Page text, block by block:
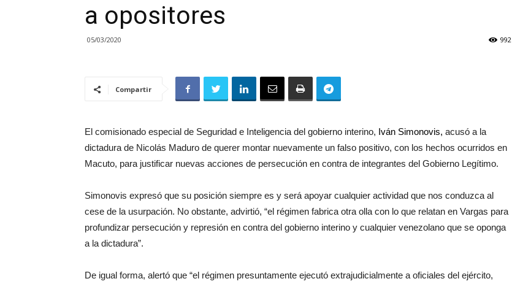
a opositores
05/03/2020 992
Compartir
El comisionado especial de Seguridad e Inteligencia del gobierno interino, Iván Simonovis, acusó a la
dictadura de Nicolás Maduro de querer montar nuevamente un falso positivo, con los hechos ocurridos en
Macuto, para justificar nuevas acciones de persecución en contra de integrantes del Gobierno Legítimo.
Simonovis expresó que su posición siempre es y será apoyar cualquier actividad que nos conduzca al
cese de la usurpación. No obstante, advirtió, “el régimen fabrica otra olla con lo que relatan en Vargas para
profundizar persecución y represión en contra del gobierno interino y cualquier venezolano que se oponga
a la dictadura”.
De igual forma, alertó que “el régimen presuntamente ejecutó extrajudicialmente a oficiales del ejército,